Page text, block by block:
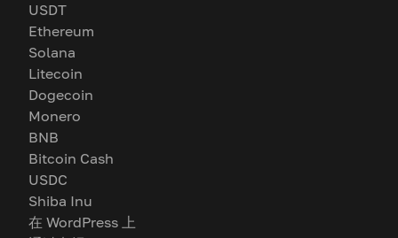
USDT
Ethereum
Solana
Litecoin
Dogecoin
Monero
BNB
Bitcoin Cash
USDC
Shiba Inu
在 WordPress 上